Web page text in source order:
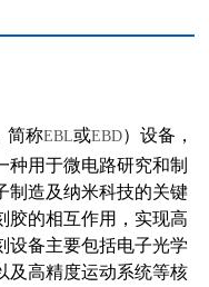
简称EBL或EBD）设备，
种用于微电路研究和制
制造及纳米科技的关键
胶的相互作用，实现高
设备主要包括电子光学
及高精度运动系统等核